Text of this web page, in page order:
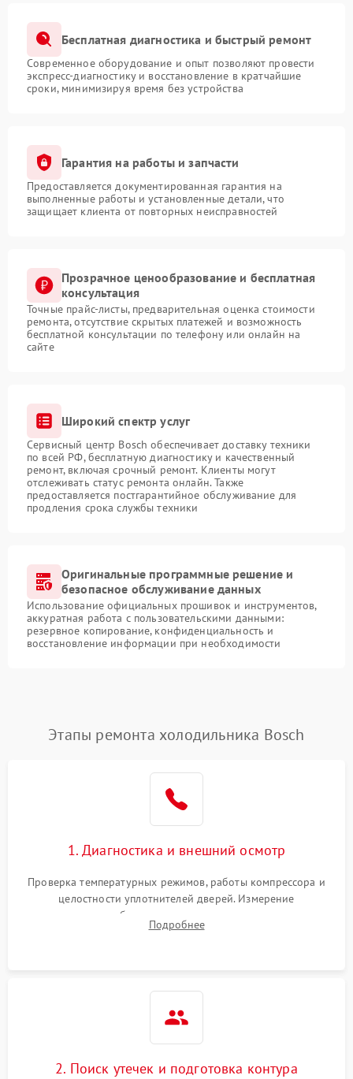
Бесплатная диагностика и быстрый ремонт
Современное оборудование и опыт позволяют провести
экспресс-диагностику и восстановление в кратчайшие
сроки, минимизируя время без устройства
Гарантия на работы и запчасти
Предоставляется документированная гарантия на
выполненные работы и установленные детали, что
защищает клиента от повторных неисправностей
Прозрачное ценообразование и бесплатная
консультация
Точные прайс-листы, предварительная оценка стоимости
ремонта, отсутствие скрытых платежей и возможность
бесплатной консультации по телефону или онлайн на
сайте
Широкий спектр услуг
Сервисный центр Bosch обеспечивает доставку техники
по всей РФ, бесплатную диагностику и качественный
ремонт, включая срочный ремонт. Клиенты могут
отслеживать статус ремонта онлайн. Также
предоставляется постгарантийное обслуживание для
продления срока службы техники
Оригинальные программные решение и
безопасное обслуживание данных
Использование официальных прошивок и инструментов,
аккуратная работа с пользовательскими данными:
резервное копирование, конфиденциальность и
восстановление информации при необходимости
Этапы ремонта холодильника Bosch
1. Диагностика и внешний осмотр
Проверка температурных режимов, работы компрессора и
целостности уплотнителей дверей. Измерение
сопротивления обмоток мотора, проверка термостата и
считывание кодов ошибок с электронного дисплея.
Подробнее
2. Поиск утечек и подготовка контура